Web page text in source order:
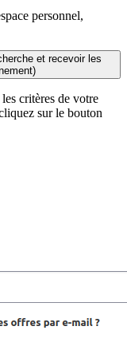
personnel,
et recevoir les
critères de votre
sur le bouton